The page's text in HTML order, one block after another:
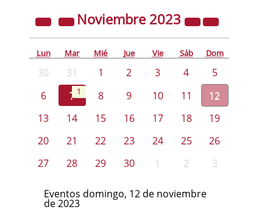
Noviembre 2023
Lun Mar Mié Jue Vie Sáb Dom
30 31 1 2 3 4
5
6
7 1 8 9 10 11
12
13
14 15 16 17 18
19
20
21 22 23 24 25
26
27
28 29 30 1 2 3
Eventos domingo, 12 de noviembre
de 2023